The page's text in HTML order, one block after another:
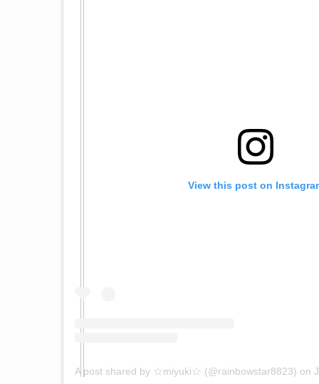
View this post on
A post shared by ☆miyuki☆ (@rainbowstar8823) on